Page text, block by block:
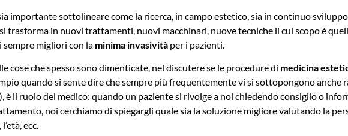
importante sottolineare come la ricerca, in campo estetico, sia in continuo
trasforma in nuovi trattamenti, nuovi macchinari, nuove tecniche il cui scopo è
migliori con la minima invasività per i pazienti.
cose che spesso sono dimenticate, nel discutere se le procedure di medicina
quando si sente dire che sempre più frequentemente vi si sottopongono anche
è il ruolo del medico: quando un paziente si rivolge a noi chiedendo consiglio o
noi cerchiamo di spiegargli quale sia la soluzione migliore valutando la
ecc.